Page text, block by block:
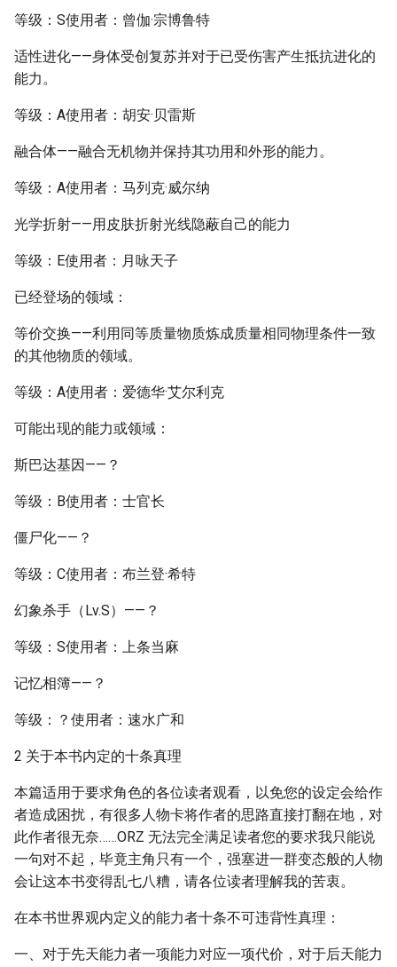
等级：S使用者：曾伽·宗博鲁特
适性进化——身体受创复苏并对于已受伤害产生抵抗进化的
能力。
等级：A使用者：胡安·贝雷斯
融合体——融合无机物并保持其功用和外形的能力。
等级：A使用者：马列克·威尔纳
光学折射——用皮肤折射光线隐蔽自己的能力
等级：E使用者：月咏天子
已经登场的领域：
等价交换——利用同等质量物质炼成质量相同物理条件一致
的其他物质的领域。
等级：A使用者：爱德华·艾尔利克
可能出现的能力或领域：
斯巴达基因——？
等级：B使用者：士官长
僵尸化——？
等级：C使用者：布兰登·希特
幻象杀手（Lv.S）——？
等级：S使用者：上条当麻
记忆相簿——？
等级：？使用者：速水广和
2 关于本书内定的十条真理
本篇适用于要求角色的各位读者观看，以免您的设定会给作
者造成困扰，有很多人物卡将作者的思路直接打翻在地，对
此作者很无奈……ORZ 无法完全满足读者您的要求我只能说
一句对不起，毕竟主角只有一个，强塞进一群变态般的人物
会让这本书变得乱七八糟，请各位读者理解我的苦衷。
在本书世界观内定义的能力者十条不可违背性真理：
一、对于先天能力者一项能力对应一项代价，对于后天能力